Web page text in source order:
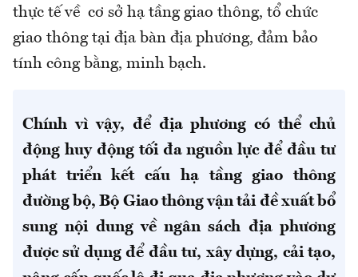
thực tế về cơ sở hạ tầng giao thông, tổ chức
giao thông tại địa bàn địa phương, đảm bảo
tính công bằng, minh bạch.
Chính vì vậy, để địa phương có thể chủ
động huy động tối đa nguồn lực để đầu tư
phát triển kết cấu hạ tầng giao thông
đường bộ, Bộ Giao thông vận tải đề xuất bổ
sung nội dung về ngân sách địa phương
được sử dụng để đầu tư, xây dựng, cải tạo,